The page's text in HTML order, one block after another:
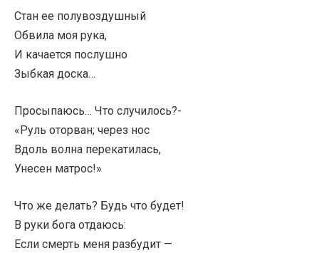
Стан ее полувоздушный
Обвила моя рука,
И качается послушно
Зыбкая доска…
Просыпаюсь… Что случилось?-
«Руль оторван; через нос
Вдоль волна перекатилась,
Унесен матрос!»
Что же делать? Будь что будет!
В руки бога отдаюсь:
Если смерть меня разбудит —